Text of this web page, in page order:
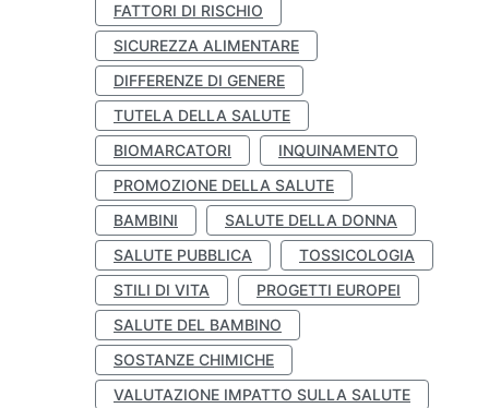
FATTORI DI RISCHIO
SICUREZZA ALIMENTARE
DIFFERENZE DI GENERE
TUTELA DELLA SALUTE
BIOMARCATORI
INQUINAMENTO
PROMOZIONE DELLA SALUTE
BAMBINI
SALUTE DELLA DONNA
SALUTE PUBBLICA
TOSSICOLOGIA
STILI DI VITA
PROGETTI EUROPEI
SALUTE DEL BAMBINO
SOSTANZE CHIMICHE
VALUTAZIONE IMPATTO SULLA SALUTE